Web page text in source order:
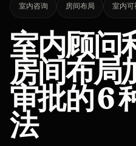
语言简体中文
室内咨询 房间布局 室内可
室内顾问
房间布局
审批的 6
法